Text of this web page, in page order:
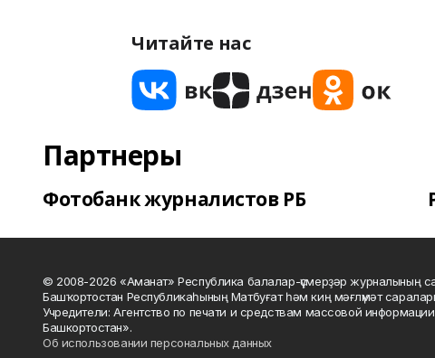
Читайте нас
Партнеры
Фотобанк журналистов РБ
© 2008-2026 «Аманат» Республика балалар-үҫмерҙәр журналының
Башҡортостан Республикаһының Матбуғат һәм киң мәғлүмәт
Учредители: Агентство по печати и средствам массовой
Башкортостан».
Об использовании персональных данных